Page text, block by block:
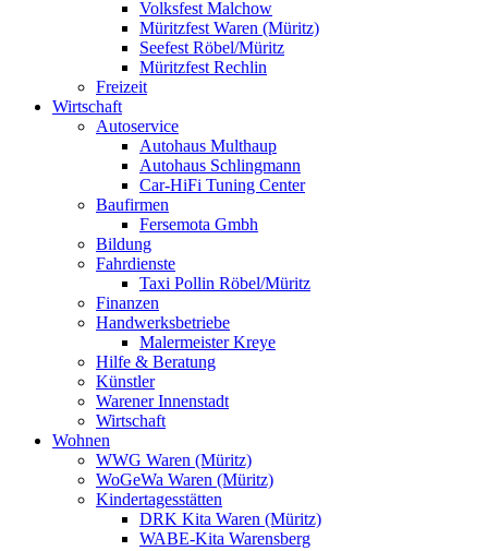
Volksfest Malchow
Müritzfest Waren (Müritz)
Seefest Röbel/Müritz
Müritzfest Rechlin
Freizeit
Wirtschaft
Autoservice
Autohaus Multhaup
Autohaus Schlingmann
Car-HiFi Tuning Center
Baufirmen
Fersemota Gmbh
Bildung
Fahrdienste
Taxi Pollin Röbel/Müritz
Finanzen
Handwerksbetriebe
Malermeister Kreye
Hilfe & Beratung
Künstler
Warener Innenstadt
Wirtschaft
Wohnen
WWG Waren (Müritz)
WoGeWa Waren (Müritz)
Kindertagesstätten
DRK Kita Waren (Müritz)
WABE-Kita Warensberg